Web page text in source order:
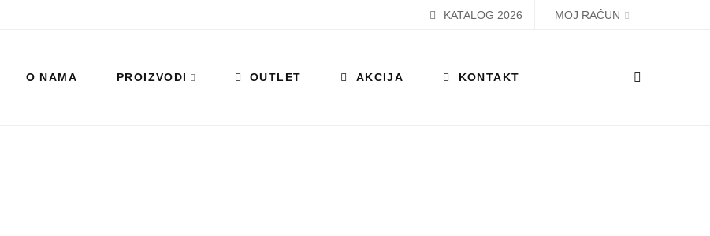
KATALOG 2026 MOJ RAČUN
O NAMA PROIZVODI OUTLET AKCIJA KONTAKT